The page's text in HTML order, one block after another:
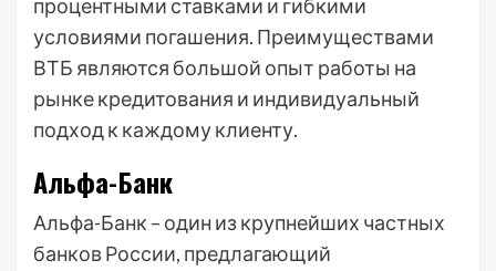
процентными ставками и гибкими
условиями погашения. Преимуществами
ВТБ являются большой опыт работы на
рынке кредитования и индивидуальный
подход к каждому клиенту.
Альфа-Банк
Альфа-Банк – один из крупнейших частных
банков России, предлагающий